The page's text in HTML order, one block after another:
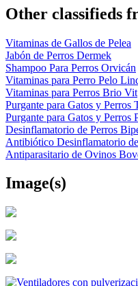
Other classifieds
Vitaminas de Gallos de Pelea
Jabón de Perros Dermek
Shampoo Para Perros Orvicán
Vitaminas para Perro Pelo
Vitaminas para Perros Brio Vit
Purgante para Gatos y Perros
Purgante para Gatos y Perros
Desinflamatorio de Perros
Antibiótico Desinflamatorio
Antiparasitario de Ovinos
Image(s)